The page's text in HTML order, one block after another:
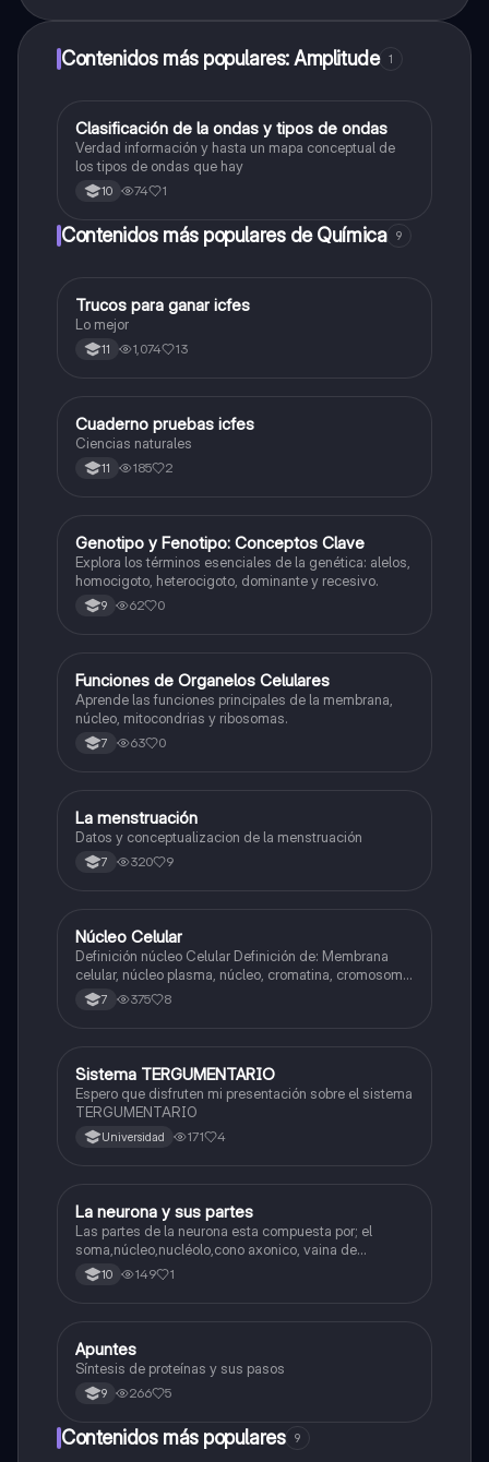
Contenidos más populares: Amplitude 1
Física
Clasificación de la ondas y tipos de ondas
Verdad información y hasta un mapa conceptual de
los tipos de ondas que hay
10 74 1
Contenidos más populares de Química 9
Química
Trucos para ganar icfes
Lo mejor
11 1,074 13
Biologia
Cuaderno pruebas icfes
Ciencias naturales
11 185 2
GBiologia
Genotipo y Fenotipo: Conceptos Clave
Explora los términos esenciales de la genética: alelos,
homocigoto, heterocigoto, dominante y recesivo.
9 62 0
FBiologia
Funciones de Organelos Celulares
Aprende las funciones principales de la membrana,
núcleo, mitocondrias y ribosomas.
7 63 0
Biologia
La menstruación
Datos y conceptualizacion de la menstruación
7 320 9
Biologia
Núcleo Celular
Definición núcleo Celular Definición de: Membrana
celular, núcleo plasma, núcleo, cromatina, cromosoma
Interfase Fases de la interfase
7 375 8
Biologia
Sistema TERGUMENTARIO
Espero que disfruten mi presentación sobre el sistema
TERGUMENTARIO
Universidad 171 4
Biologia
La neurona y sus partes
Las partes de la neurona esta compuesta por; el
soma,núcleo,nucléolo,cono axonico, vaina de
mielina,celula schwan,núcleo de schwann,nódulo de
Ranvier,terminal axonico Arborizacion terminal, botón
10 149 1
Biologia
Apuntes
Síntesis de proteínas y sus pasos
9 266 5
Contenidos más populares 9